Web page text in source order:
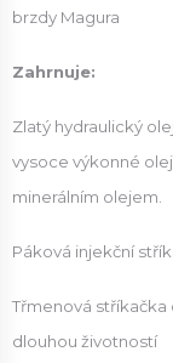
brzdy Magura
Zahrnuje:
Zlatý hydraulický
vysoce výkonné
minerálním olejem.
Páková injekční
Třmenová stříkačka
dlouhou životností